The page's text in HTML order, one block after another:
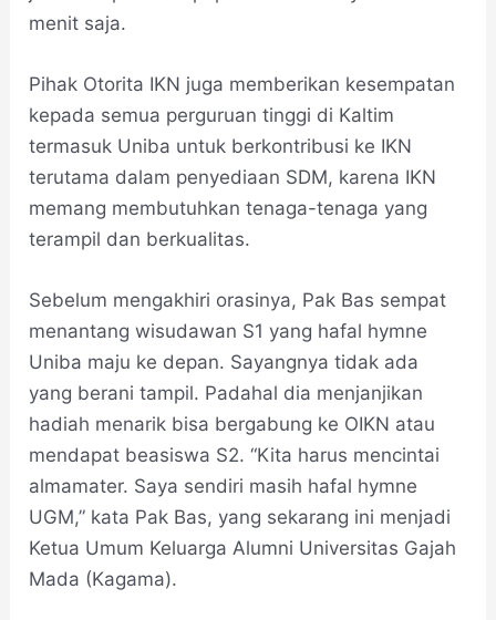
menit saja.
Pihak Otorita IKN juga memberikan kesempatan
kepada semua perguruan tinggi di Kaltim
termasuk Uniba untuk berkontribusi ke IKN
terutama dalam penyediaan SDM, karena IKN
memang membutuhkan tenaga-tenaga yang
terampil dan berkualitas.
Sebelum mengakhiri orasinya, Pak Bas sempat
menantang wisudawan S1 yang hafal hymne
Uniba maju ke depan. Sayangnya tidak ada
yang berani tampil. Padahal dia menjanjikan
hadiah menarik bisa bergabung ke OIKN atau
mendapat beasiswa S2. “Kita harus mencintai
almamater. Saya sendiri masih hafal hymne
UGM,” kata Pak Bas, yang sekarang ini menjadi
Ketua Umum Keluarga Alumni Universitas Gajah
Mada (Kagama).